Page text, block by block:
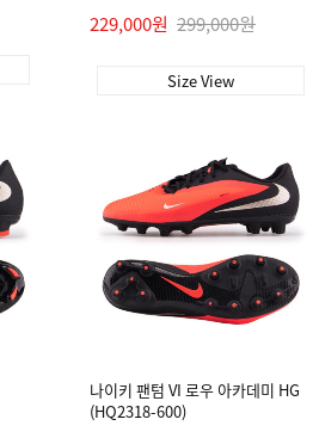
229,000원 299,000원
Size View
나이키 팬텀 VI 로우 아카데미 HG
(HQ2318-600)